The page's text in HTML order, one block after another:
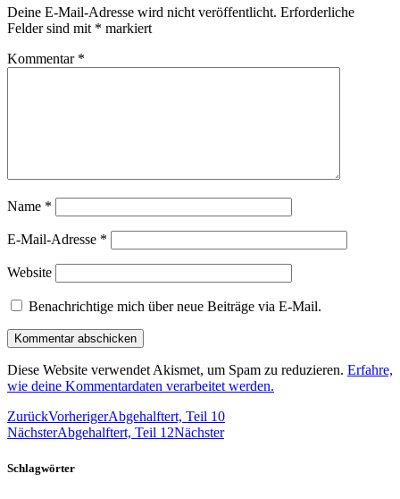
Deine E-Mail-Adresse wird nicht veröffentlicht. Erforderliche
Felder sind mit * markiert
Kommentar *
Name *
E-Mail-Adresse *
Website
Benachrichtige mich über neue Beiträge via E-Mail.
Diese Website verwendet Akismet, um Spam zu reduzieren. Erfahre,
wie deine Kommentardaten verarbeitet werden.
ZurückVorherigerAbgehalftert, Teil 10
NächsterAbgehalftert, Teil 12Nächster
Schlagwörter